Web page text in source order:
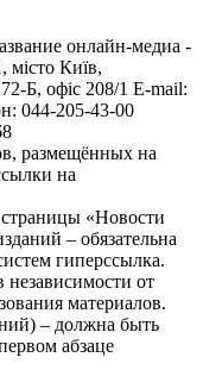
онлайн-медиа -
місто Київ,
Б, офіс 208/1 E-mail:
044-205-43-00
размещённых на
на
«Новости
– обязательна
гиперссылка.
от
материалов.
– должна быть
абзаце